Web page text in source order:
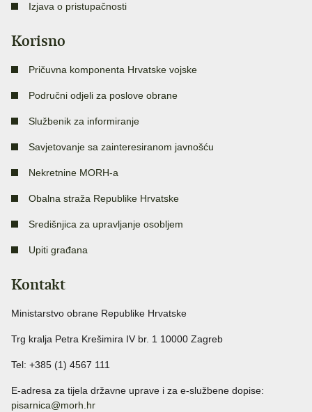
Izjava o pristupačnosti
Korisno
Pričuvna komponenta Hrvatske vojske
Područni odjeli za poslove obrane
Službenik za informiranje
Savjetovanje sa zainteresiranom javnošću
Nekretnine MORH-a
Obalna straža Republike Hrvatske
Središnjica za upravljanje osobljem
Upiti građana
Kontakt
Ministarstvo obrane Republike Hrvatske
Trg kralja Petra Krešimira IV br. 1 10000 Zagreb
Tel: +385 (1) 4567 111
E-adresa za tijela državne uprave i za e-službene dopise:
pisarnica@morh.hr